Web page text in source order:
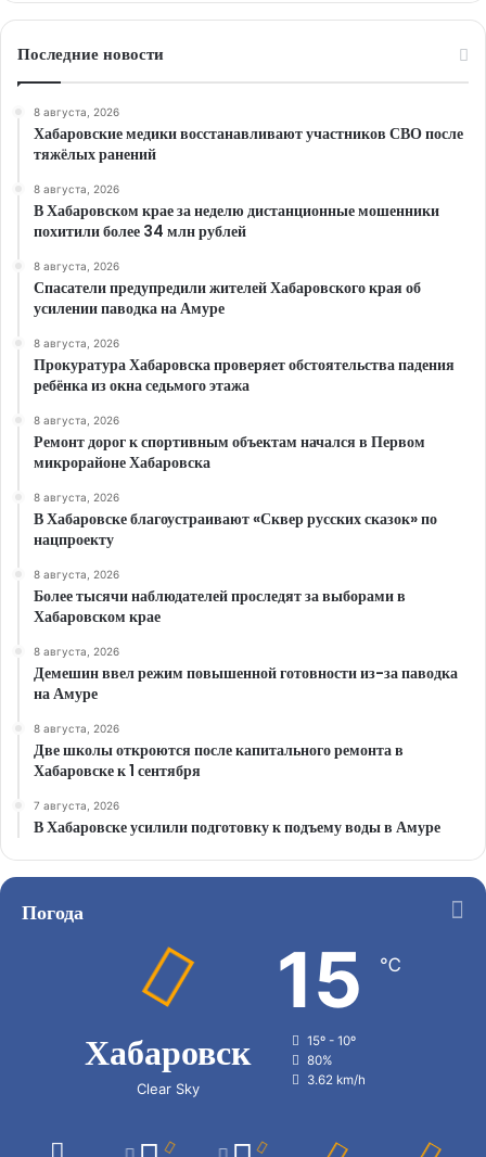
Последние новости
8 августа, 2026
Хабаровские медики восстанавливают участников СВО после
тяжёлых ранений
8 августа, 2026
В Хабаровском крае за неделю дистанционные мошенники
похитили более 34 млн рублей
8 августа, 2026
Спасатели предупредили жителей Хабаровского края об
усилении паводка на Амуре
8 августа, 2026
Прокуратура Хабаровска проверяет обстоятельства падения
ребёнка из окна седьмого этажа
8 августа, 2026
Ремонт дорог к спортивным объектам начался в Первом
микрорайоне Хабаровска
8 августа, 2026
В Хабаровске благоустраивают «Сквер русских сказок» по
нацпроекту
8 августа, 2026
Более тысячи наблюдателей проследят за выборами в
Хабаровском крае
8 августа, 2026
Демешин ввел режим повышенной готовности из-за паводка
на Амуре
8 августа, 2026
Две школы откроются после капитального ремонта в
Хабаровске к 1 сентября
7 августа, 2026
В Хабаровске усилили подготовку к подъему воды в Амуре
Погода
Хабаровск
Clear Sky
15 ℃
15º - 10º
80%
3.62 km/h